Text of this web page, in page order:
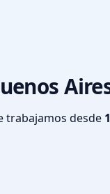
trabajamos desde